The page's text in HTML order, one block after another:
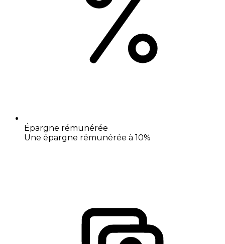
Épargne rémunérée
Une épargne rémunérée à 10%